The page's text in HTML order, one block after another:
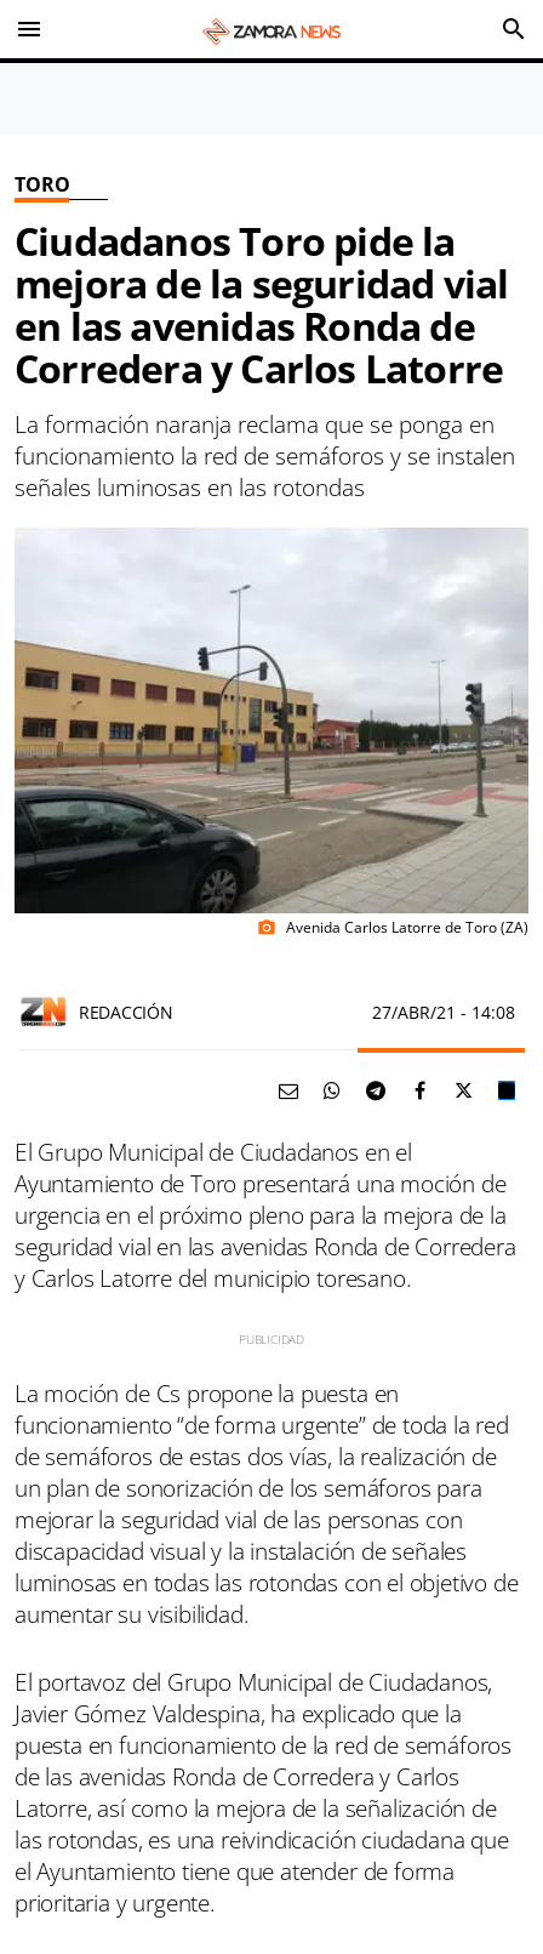
menu search
TORO
Ciudadanos Toro pide la
mejora de la seguridad vial
en las avenidas Ronda de
Corredera y Carlos Latorre
La formación naranja reclama que se ponga en
funcionamiento la red de semáforos y se instalen
señales luminosas en las rotondas
photo_camera Avenida Carlos Latorre de Toro (ZA)
REDACCIÓN 27/ABR/21 - 14:08
El Grupo Municipal de Ciudadanos en el
Ayuntamiento de Toro presentará una moción de
urgencia en el próximo pleno para la mejora de la
seguridad vial en las avenidas Ronda de Corredera
y Carlos Latorre del municipio toresano.
La moción de Cs propone la puesta en
funcionamiento “de forma urgente” de toda la red
de semáforos de estas dos vías, la realización de
un plan de sonorización de los semáforos para
mejorar la seguridad vial de las personas con
discapacidad visual y la instalación de señales
luminosas en todas las rotondas con el objetivo de
aumentar su visibilidad.
El portavoz del Grupo Municipal de Ciudadanos,
Javier Gómez Valdespina, ha explicado que la
puesta en funcionamiento de la red de semáforos
de las avenidas Ronda de Corredera y Carlos
Latorre, así como la mejora de la señalización de
las rotondas, es una reivindicación ciudadana que
el Ayuntamiento tiene que atender de forma
prioritaria y urgente.